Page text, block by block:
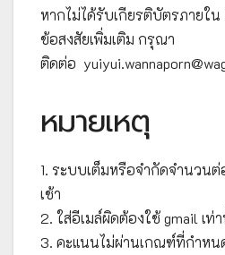
หากไม่ได้รับเกียรติบัตรภายใ
ข้อสงสัยเพิ่มเติม กรุณา
ติดต่อ
หมายเหตุ
1. ระบบเต็มหรือจำกัดจำนวน
เช้า
2. ใส่อีเมล์ผิดต้องใช้ gmail เท่
3. คะแนนไม่ผ่านเกณฑ์ที่กำหน